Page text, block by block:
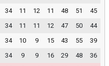
34 11 12 11 48 51
45
34 11 11 12 47 50
44
34 10 9 15 43 55
39
34 9 9 16 29 48
36